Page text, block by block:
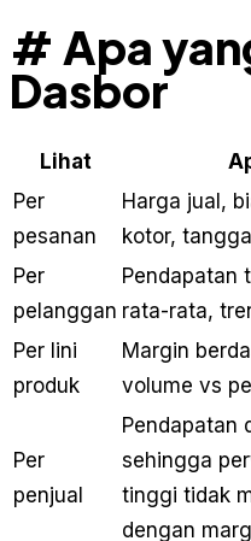
# Apa
Dasbor
Lihat
Per
pesanan
Harga jual,
kotor,
Per
pelanggan
Pendapatan
rata-rata,
Per lini
produk
Margin
volume vs
Per
penjual
Pendapatan
sehingga
tinggi tidak
dengan